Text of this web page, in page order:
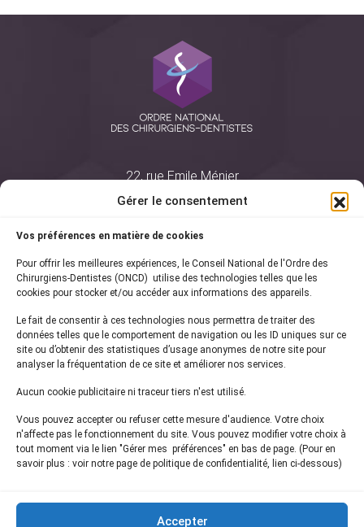
Gérer le consentement
Vos préférences en matière de cookies
Pour offrir les meilleures expériences, le Conseil National de l'Ordre des
Chirurgiens-Dentistes (ONCD) utilise des technologies telles que les
cookies pour stocker et/ou accéder aux informations des appareils.
Le fait de consentir à ces technologies nous permettra de traiter des
données telles que le comportement de navigation ou les ID uniques sur ce
site ou d’obtenir des statistiques d’usage anonymes de notre site pour
analyser la fréquentation de ce site et améliorer nos services.
Aucun cookie publicitaire ni traceur tiers n'est utilisé.
Vous pouvez accepter ou refuser cette mesure d'audience. Votre choix
n'affecte pas le fonctionnement du site. Vous pouvez modifier votre choix à
tout moment via le lien "Gérer mes préférences" en bas de page. (Pour en
savoir plus : voir notre page de politique de confidentialité, lien ci-dessous)
Accepter
22, rue Emile Ménier
75761 Paris Cedex 16
01 44 34 78 80
courrier@oncd.org
Actualités
Presse
Informations légales
Plan du site
Inscrivez-vous à notrenewsletter